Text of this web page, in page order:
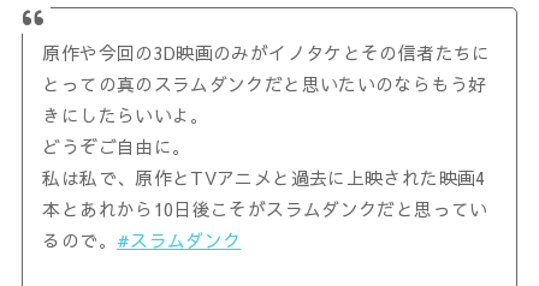
原作や今回の3D映画のみがイノタケとその信者たちに
とっての真のスラムダンクだと思いたいのならもう好
きにしたらいいよ。
どうぞご自由に。
私は私で、原作とTVアニメと過去に上映された映画4
本とあれから10日後こそがスラムダンクだと思ってい
るので。 #スラムダンク